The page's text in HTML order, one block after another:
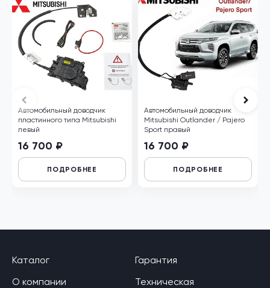
Автомобильный доводчик
пластинного типа Mitsubishi
левый
16 700 ₽
ПОДРОБНЕЕ
Автомобильный доводчик
Mitsubishi Outlander / Pajero
Sport правый
16 700 ₽
ПОДРОБНЕЕ
Каталог
О компании
Гарантия
Техническая